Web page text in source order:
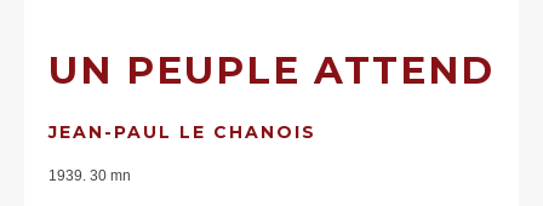
UN PEUPLE ATTEND
JEAN-PAUL LE CHANOIS
1939. 30 mn